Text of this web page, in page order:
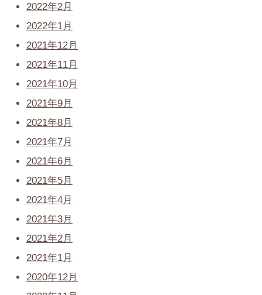
2022年2月
2022年1月
2021年12月
2021年11月
2021年10月
2021年9月
2021年8月
2021年7月
2021年6月
2021年5月
2021年4月
2021年3月
2021年2月
2021年1月
2020年12月